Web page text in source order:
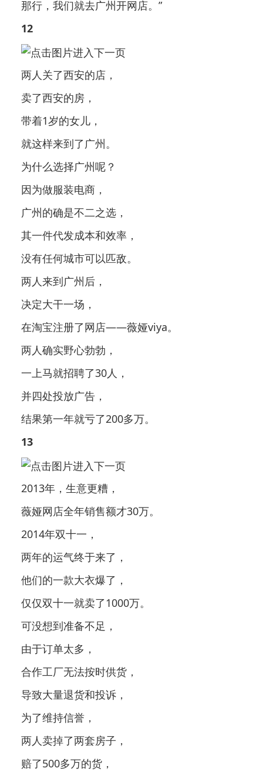
那行，我们就去广州开网店。”
12
两人关了西安的店，
卖了西安的房，
带着1岁的女儿，
就这样来到了广州。
为什么选择广州呢？
因为做服装电商，
广州的确是不二之选，
其一件代发成本和效率，
没有任何城市可以匹敌。
两人来到广州后，
决定大干一场，
在淘宝注册了网店——薇娅viya。
两人确实野心勃勃，
一上马就招聘了30人，
并四处投放广告，
结果第一年就亏了200多万。
13
2013年，生意更糟，
薇娅网店全年销售额才30万。
2014年双十一，
两年的运气终于来了，
他们的一款大衣爆了，
仅仅双十一就卖了1000万。
可没想到准备不足，
由于订单太多，
合作工厂无法按时供货，
导致大量退货和投诉，
为了维持信誉，
两人卖掉了两套房子，
赔了500多万的货，